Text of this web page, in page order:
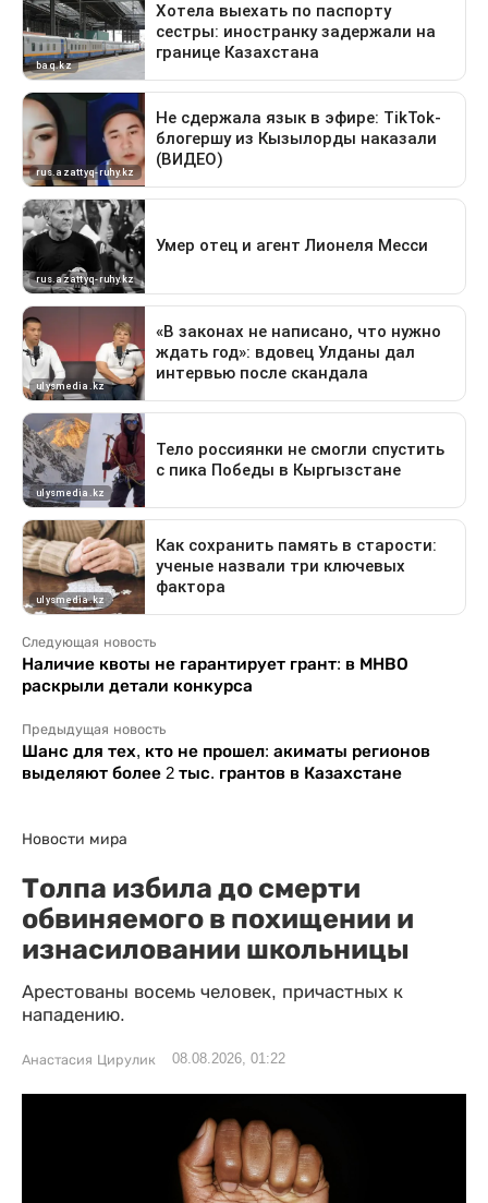
Следующая новость
Наличие квоты не гарантирует грант: в МНВО
раскрыли детали конкурса
Предыдущая новость
Шанс для тех, кто не прошел: акиматы регионов
выделяют более 2 тыс. грантов в Казахстане
Новости мира
Толпа избила до смерти
обвиняемого в похищении и
изнасиловании школьницы
Арестованы восемь человек, причастных к
нападению.
Анастасия Цирулик 08.08.2026, 01:22